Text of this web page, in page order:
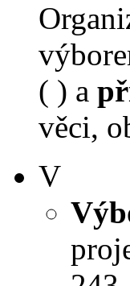
( ) a
věci,
V